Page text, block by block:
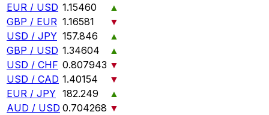
EUR / USD 1.15460
▲
GBP / EUR 1.16581
▼
USD / JPY 157.846
▲
GBP / USD 1.34604
▲
USD / CHF 0.807943 ▼
USD / CAD 1.40154
▼
EUR / JPY 182.249
▲
AUD / USD 0.704268 ▼